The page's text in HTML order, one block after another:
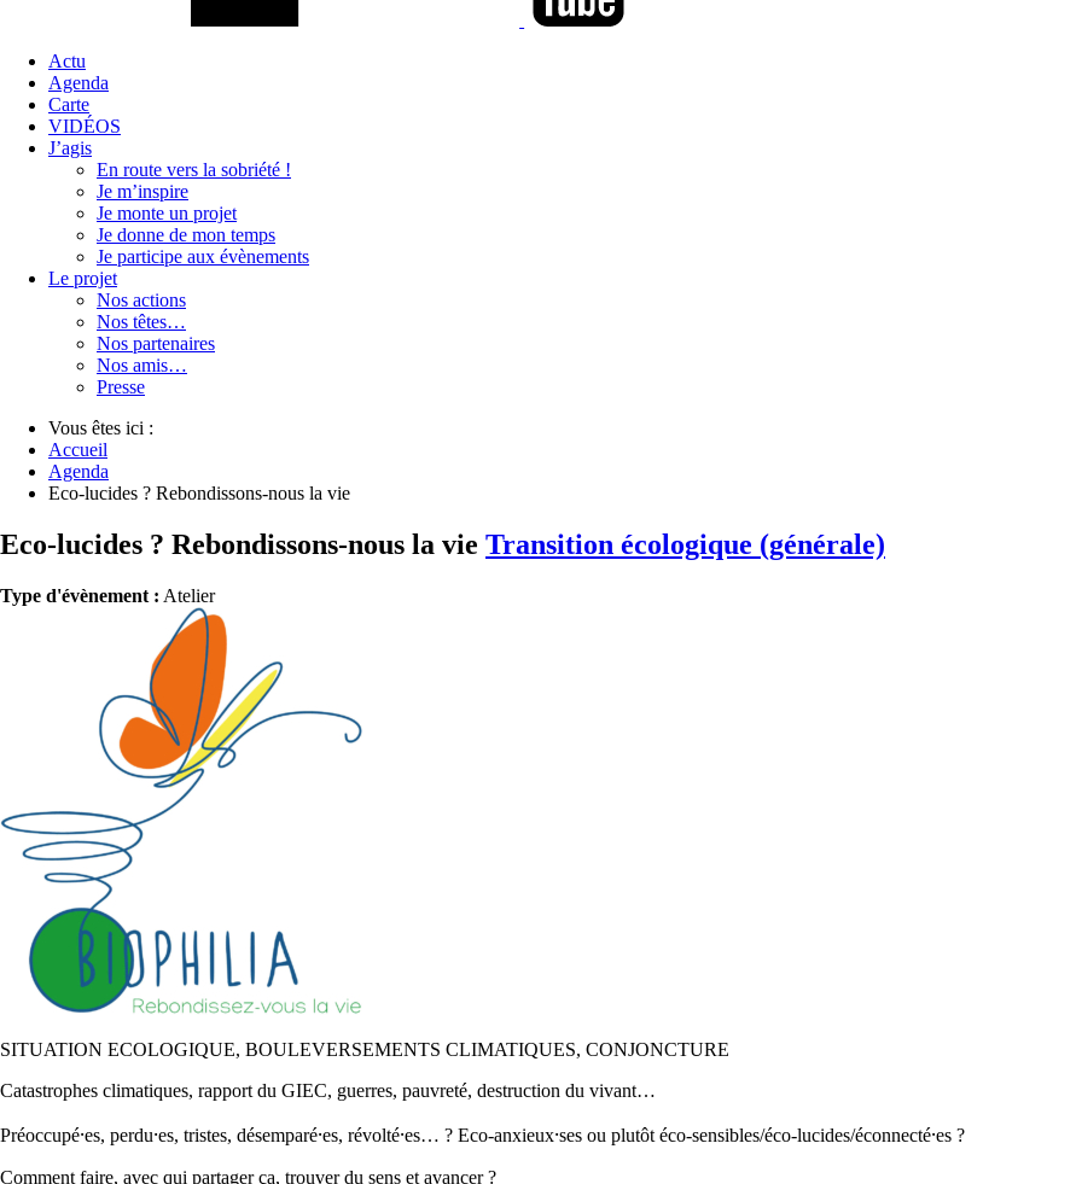
Actu
Agenda
Carte
VIDÉOS
J’agis
En route vers la sobriété !
Je m’inspire
Je monte un projet
Je donne de mon temps
Je participe aux évènements
Le projet
Nos actions
Nos têtes…
Nos partenaires
Nos amis…
Presse
Vous êtes ici :
Accueil
Agenda
Eco-lucides ? Rebondissons-nous la vie
Eco-lucides ? Rebondissons-nous la vie Transition écologique (générale)
Type d'évènement : Atelier
SITUATION ECOLOGIQUE, BOULEVERSEMENTS CLIMATIQUES, CONJONCTURE
Catastrophes climatiques, rapport du GIEC, guerres, pauvreté, destruction du vivant…
Préoccupé⸱es, perdu⸱es, tristes, désemparé⸱es, révolté⸱es… ? Eco-anxieux⸱ses ou plutôt éco-sensibles/éco-lucides/éconnecté⸱es ?
Comment faire, avec qui partager ça, trouver du sens et avancer ?